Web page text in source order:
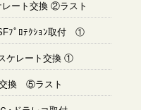
ート交換 ②ラスト
ﾌﾟﾛﾃｸｼｮﾝ取付 ①
ケレート交換 ①
換 ⑤ラスト